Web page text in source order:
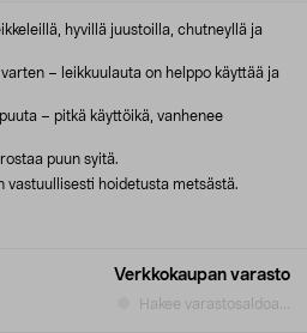
Verkkokaupan varasto
Hakee varastosaldoa...
hyvillä juustoilla, chutneyllä ja
– leikkuulauta on helppo käyttää ja
– pitkä käyttöikä, vanhenee
puun syitä.
vastuullisesti hoidetusta metsästä.